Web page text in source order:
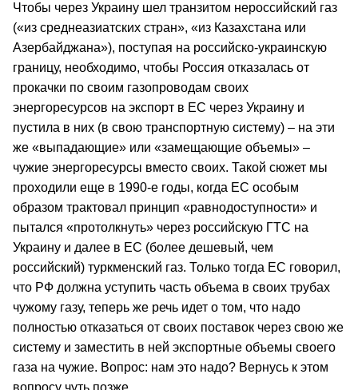
Чтобы через Украину шел транзитом нероссийский газ
(«из среднеазиатских стран», «из Казахстана или
Азербайджана»), поступая на российско-украинскую
границу, необходимо, чтобы Россия отказалась от
прокачки по своим газопроводам своих
энергоресурсов на экспорт в ЕС через Украину и
пустила в них (в свою транспортную систему) – на эти
же «выпадающие» или «замещающие объемы» –
чужие энергоресурсы вместо своих. Такой сюжет мы
проходили еще в 1990-е годы, когда ЕС особым
образом трактовал принцип «равнодоступности» и
пытался «протолкнуть» через российскую ГТС на
Украину и далее в ЕС (более дешевый, чем
российский) туркменский газ. Только тогда ЕС говорил,
что РФ должна уступить часть объема в своих трубах
чужому газу, теперь же речь идет о том, что надо
полностью отказаться от своих поставок через свою же
систему и заместить в ней экспортные объемы своего
газа на чужие. Вопрос: нам это надо? Вернусь к этом
вопросу чуть позже.